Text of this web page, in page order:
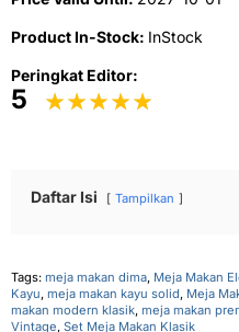
Product In-Stock: InStock
Peringkat Editor:
5
Daftar Isi Tampilkan
Tags: meja makan dima, Meja Makan
Kayu, meja makan kayu solid, Meja
makan modern klasik, meja makan
Vintage, Set Meja Makan Klasik